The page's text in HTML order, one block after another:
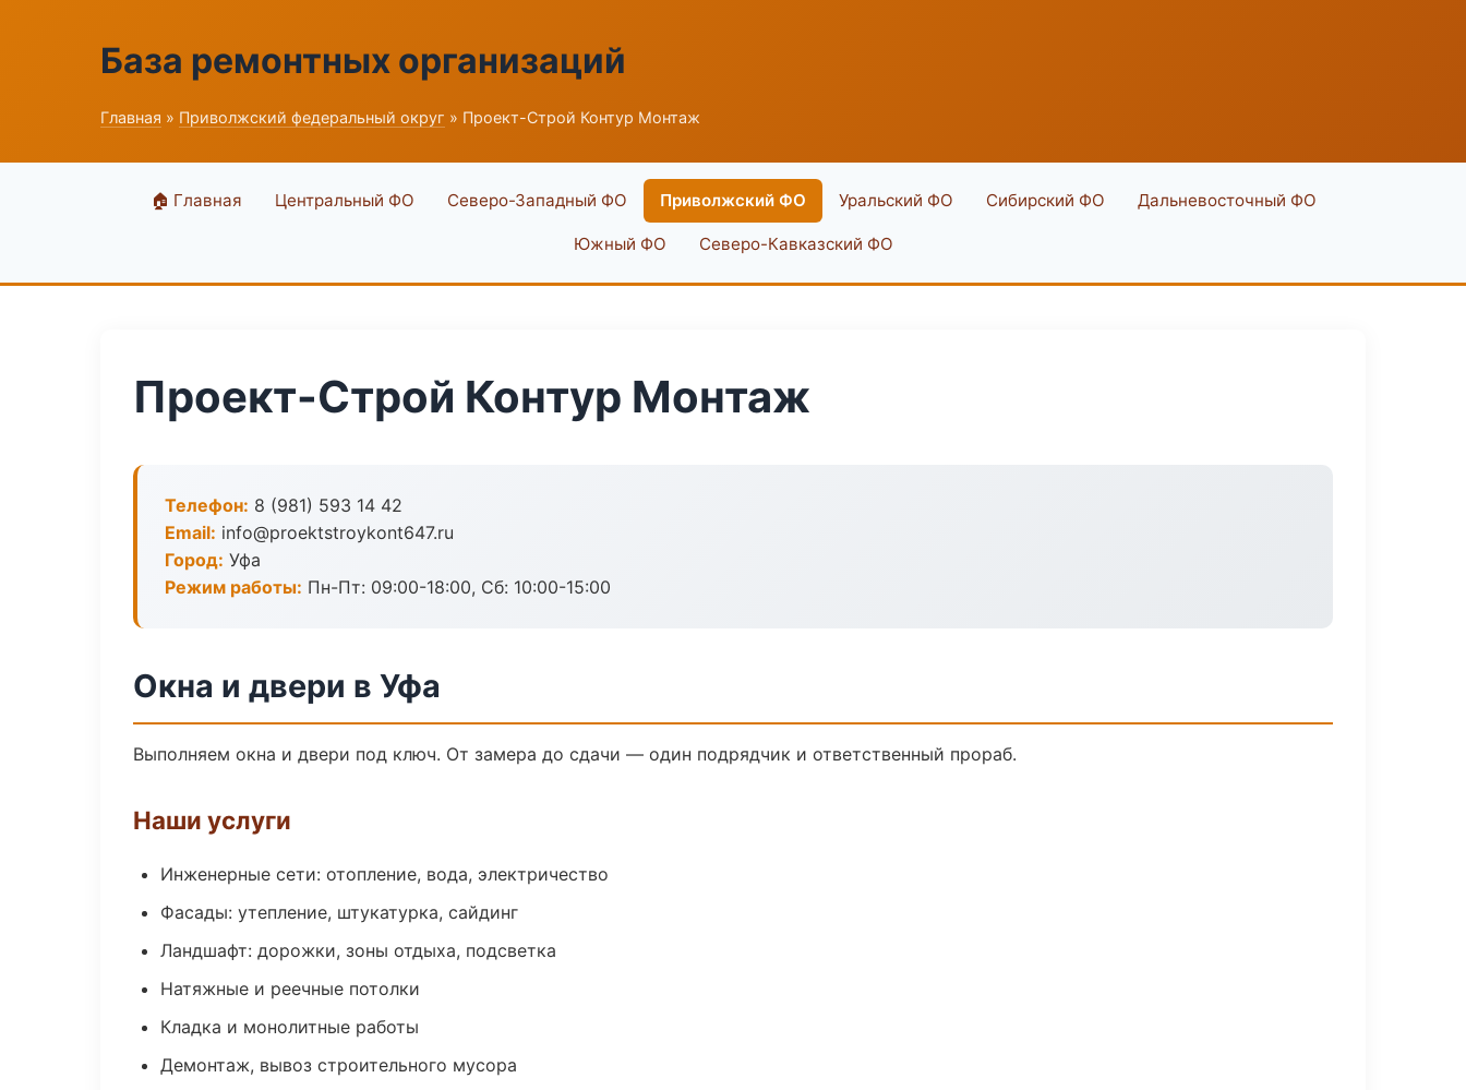
База ремонтных организаций
Главная » Приволжский федеральный округ » Проект-Строй Контур Монтаж
🏠 Главная Центральный ФО Северо-Западный ФО Приволжский ФО Уральский ФО Сибирский ФО Дальневосточный ФО
Южный ФО Северо-Кавказский ФО
Проект-Строй Контур Монтаж
Телефон: 8 (981) 593 14 42
Email: info@proektstroykont647.ru
Город: Уфа
Режим работы: Пн-Пт: 09:00-18:00, Сб: 10:00-15:00
Окна и двери в Уфа
Выполняем окна и двери под ключ. От замера до сдачи — один подрядчик и ответственный прораб.
Наши услуги
Инженерные сети: отопление, вода, электричество
Фасады: утепление, штукатурка, сайдинг
Ландшафт: дорожки, зоны отдыха, подсветка
Натяжные и реечные потолки
Кладка и монолитные работы
Демонтаж, вывоз строительного мусора